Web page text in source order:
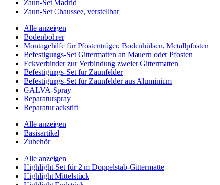
Zaun-Set Madrid
Zaun-Set Chaussee, verstellbar
Alle anzeigen
Bodenbohrer
Montagehilfe für Pfostenträger, Bodenhülsen, Metallpfosten
Befestigungs-Set Gittermatten an Mauern oder Pfosten
Eckverbinder zur Verbindung zweier Gittermatten
Befestigungs-Set für Zaunfelder
Befestigungs-Set für Zaunfelder aus Aluminium
GALVA-Spray
Reparaturspray
Reparaturlackstift
Alle anzeigen
Basisartikel
Zubehör
Alle anzeigen
Highlight-Set für 2 m Doppelstab-Gittermatte
Highlight Mittelstück